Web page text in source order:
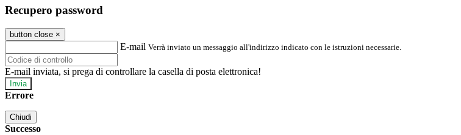
Recupero password
button close ×
E-mail Verrà inviato un messaggio all'indirizzo indicato con le istruzioni necessarie.
E-mail inviata, si prega di controllare la casella di posta elettronica!
Errore
Chiudi
Successo